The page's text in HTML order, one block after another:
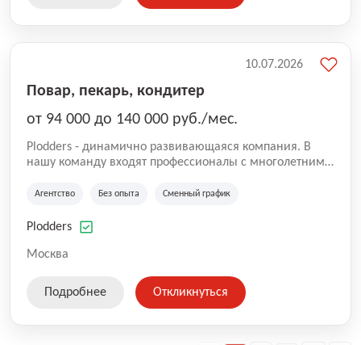
Повар, пекарь, кондитер
от 94 000 до 140 000 руб./мес.
Plodders - динамично развивающаяся компания. В
нашу команду входят профессионалы с многолетним
на рынке аутсорсинга, а накопленный опыт позволяют
оказываемых услуг.
Агентство Без опыта Сменный график
Plodders
Москва
10.07.2026
Подробнее Откликнуться